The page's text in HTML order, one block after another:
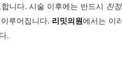
니다. 시술 이후에는 반드시 진
루어집니다. 리밋의원에서는 이
.